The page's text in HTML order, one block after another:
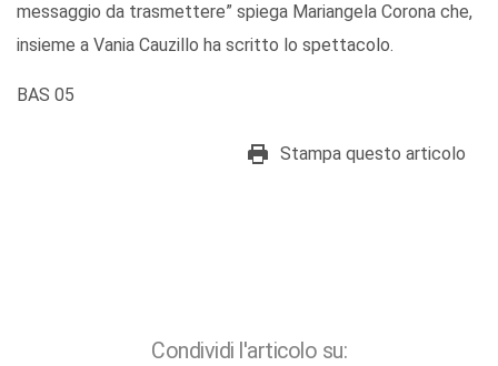
messaggio da trasmettere” spiega Mariangela Corona che,
insieme a Vania Cauzillo ha scritto lo spettacolo.
BAS 05
Stampa questo articolo
Condividi l'articolo su: